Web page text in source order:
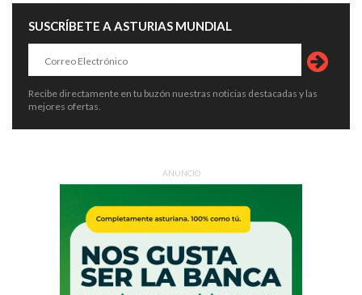
SUSCRÍBETE A ASTURIAS MUNDIAL
Recibe directamente en tu buzón nuestras noticias destacadas y las
mejores ofertas.
ANUNCIO